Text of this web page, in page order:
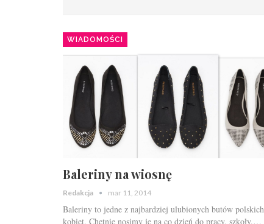
WIADOMOŚCI
Baleriny na wiosnę
Redakcja mar 11, 2014
Baleriny to jedne z najbardziej ulubionych butów polskich
kobiet. Chętnie nosimy je na co dzień do pracy, szkoły,…